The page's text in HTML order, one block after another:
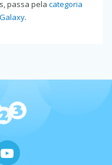
passa pela categoria
.